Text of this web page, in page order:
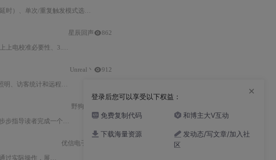
供抗干扰安装规范、电源滤波设计、软件去抖与状态机等工程化优化策略。
应及光控/防宠等进阶方案，辅以系统化硬件-环境-
星辰回声 862
，适用于物联网与嵌入式学习入门。
Unreal丶 912
导读者完成一个基本的 PIR传感器 项目。此外，还探讨了如何将 PIR传感器 应用于安防报警
野狗哦
实际操作，展示了当
优信电子
登录后您可以享受以下权益：
免费复制代码 和博主大V互动
下载海量资源
发动态/写文章/加入社
区
×